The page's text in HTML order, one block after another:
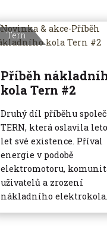
Tern
Příběh
kola Tern #2
Druhý díl příběhu
TERN, která oslavila
let své existence. Příval
energie v podobě
elektromotoru,
uživatelů a zrození
nákladního elektrokola.